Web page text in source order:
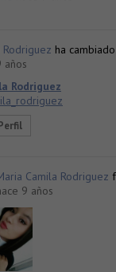
Rodriguez ha
años
Rodriguez
Camila Rodriguez
9 años